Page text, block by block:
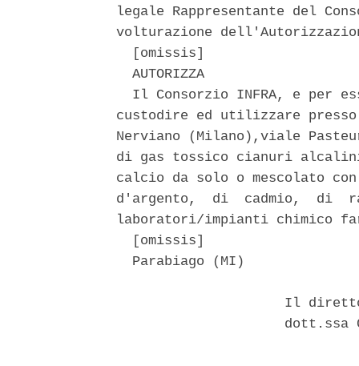
legale Rappresentante del
volturazione
  [omissis]
  AUTORIZZA
Il Consorzio INFRA, e per
custodire ed utilizzare
Nerviano (Milano),viale
di gas tossico cianuri
calcio da solo o mescolato
d'argento,  di  cadmio,  di
laboratori/impianti chimico
  [omissis]
  Parabiago (MI)
Il